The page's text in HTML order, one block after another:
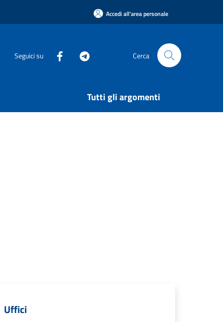
Accedi all'area personale
Seguici su Cerca
Tutti gli argomenti
Uffici